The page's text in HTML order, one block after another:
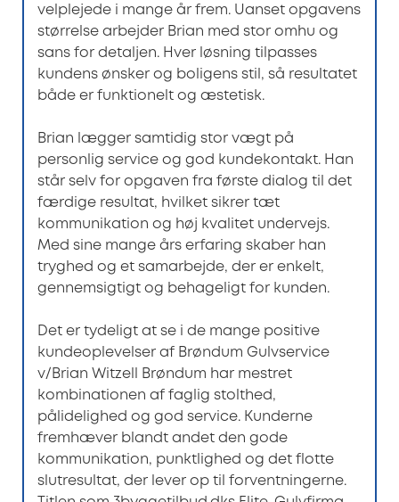
velplejede i mange år frem. Uanset opgavens
størrelse arbejder Brian med stor omhu og
sans for detaljen. Hver løsning tilpasses
kundens ønsker og boligens stil, så resultatet
både er funktionelt og æstetisk.
Brian lægger samtidig stor vægt på
personlig service og god kundekontakt. Han
står selv for opgaven fra første dialog til det
færdige resultat, hvilket sikrer tæt
kommunikation og høj kvalitet undervejs.
Med sine mange års erfaring skaber han
tryghed og et samarbejde, der er enkelt,
gennemsigtigt og behageligt for kunden.
Det er tydeligt at se i de mange positive
kundeoplevelser af Brøndum Gulvservice
v/Brian Witzell Brøndum har mestret
kombinationen af faglig stolthed,
pålidelighed og god service. Kunderne
fremhæver blandt andet den gode
kommunikation, punktlighed og det flotte
slutresultat, der lever op til forventningerne.